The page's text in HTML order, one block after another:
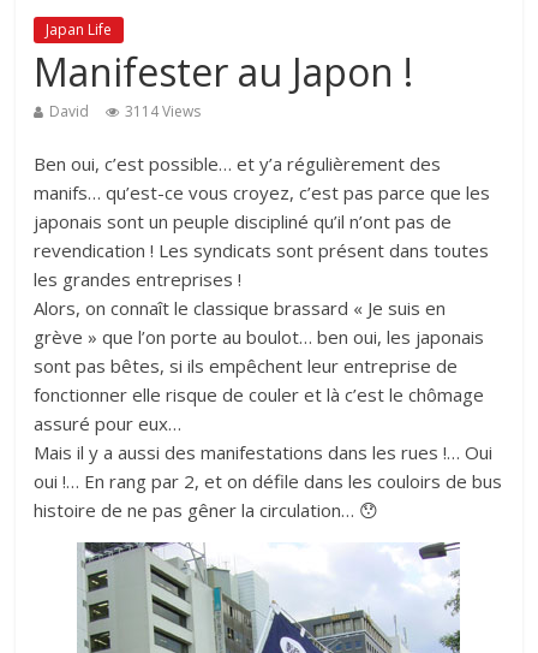
Japan Life
Manifester au Japon !
David 3114 Views
Ben oui, c’est possible… et y’a régulièrement des
manifs… qu’est-ce vous croyez, c’est pas parce que les
japonais sont un peuple discipliné qu’il n’ont pas de
revendication ! Les syndicats sont présent dans toutes
les grandes entreprises !
Alors, on connaît le classique brassard « Je suis en
grève » que l’on porte au boulot… ben oui, les japonais
sont pas bêtes, si ils empêchent leur entreprise de
fonctionner elle risque de couler et là c’est le chômage
assuré pour eux…
Mais il y a aussi des manifestations dans les rues !… Oui
oui !… En rang par 2, et on défile dans les couloirs de bus
histoire de ne pas gêner la circulation… 😯